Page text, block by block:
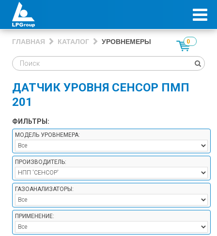
ГЛАВНАЯ КАТАЛОГ УРОВНЕМЕРЫ 0
ДАТЧИК УРОВНЯ СЕНСОР ПМП
201
ФИЛЬТРЫ:
МОДЕЛЬ УРОВНЕМЕРА:
ПРОИЗВОДИТЕЛЬ:
ГАЗОАНАЛИЗАТОРЫ:
ПРИМЕНЕНИЕ: